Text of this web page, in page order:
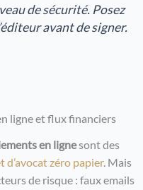
de sécurité. Posez
avant de signer.
ligne et flux financiers
en lignesont des
d’avocat zéro papier. Mais
de risque : faux emails